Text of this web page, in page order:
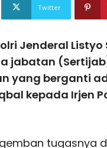
Twitter
Jenderal
jabatan
yang berganti
kepada Irjen
tugasnya